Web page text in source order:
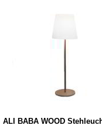
ALI BABA WOOD